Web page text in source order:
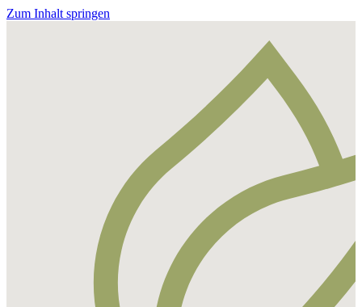
Zum Inhalt springen